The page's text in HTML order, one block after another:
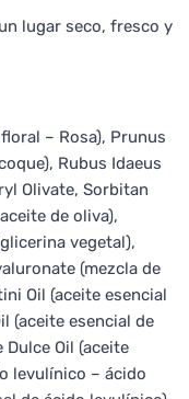
lugar seco, fresco y
– Rosa), Prunus
Rubus Idaeus
Olivate, Sorbitan
de oliva),
vegetal),
(mezcla de
Oil (aceite esencial
(aceite esencial de
Oil (aceite
levulínico – ácido